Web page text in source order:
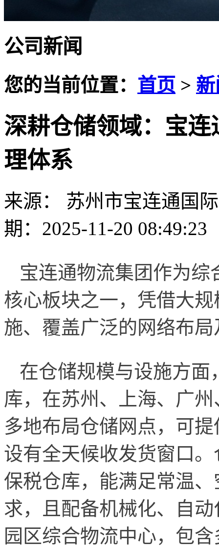
公司新闻
您的当前位置： 首页 >
深耕仓储领域：宝
理体系
来源： 苏州市宝连通国
期：2025-11-20 08:49:23
宝连通物流集团作为
核心板块之一，凭借大
施、覆盖广泛的网络布
在仓储规模与设施方面
库，在苏州、上海、广
多地布局仓储网点，可
设有全天候收发货窗口
保税仓库，能满足常温
求，且配备机械化、自
园区综合物流中心，包